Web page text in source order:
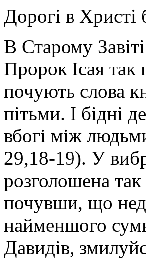
Дорогі в Христі
В Старому
Пророк Ісая так
почують слова
пітьми. І бідні
вбогі між
29,18-19). У
розголошена
почувши, що
найменшого
Давидів,